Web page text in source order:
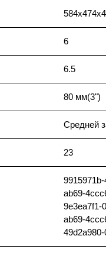
6
6.5
80 мм(3")
Средней
23
ab69-
9e3ea7f1-
ab69-